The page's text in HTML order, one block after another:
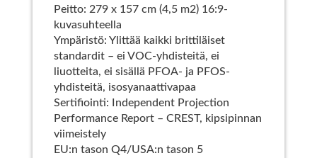
Peitto: 279 x 157 cm (4,5 m2) 16:9-
kuvasuhteella
Ympäristö: Ylittää kaikki brittiläiset
standardit – ei VOC-yhdisteitä, ei
liuotteita, ei sisällä PFOA- ja PFOS-
yhdisteitä, isosyanaattivapaa
Sertifiointi: Independent Projection
Performance Report – CREST, kipsipinnan
viimeistely
EU:n tason Q4/USA:n tason 5